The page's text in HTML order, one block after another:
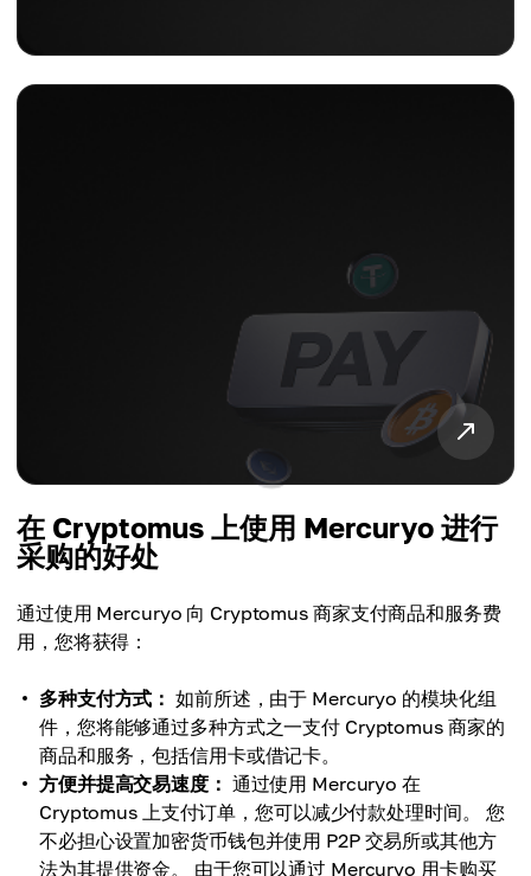
在 Cryptomus 上使用 Mercuryo 进行
采购的好处
通过使用 Mercuryo 向 Cryptomus 商家支付商品和服务费
用，您将获得：
多种支付方式： 如前所述，由于 Mercuryo 的模块化组
件，您将能够通过多种方式之一支付 Cryptomus 商家的
商品和服务，包括信用卡或借记卡。
方便并提高交易速度： 通过使用 Mercuryo 在
Cryptomus 上支付订单，您可以减少付款处理时间。 您
不必担心设置加密货币钱包并使用 P2P 交易所或其他方
法为其提供资金。 由于您可以通过 Mercuryo 用卡购买